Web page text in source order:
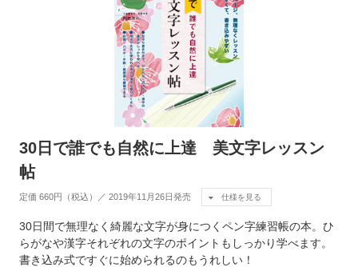
30日で誰でも自然に上達 美文字レッスン
帖
定価 660円（税込）／ 2019年11月26日発売 仕様を見る
30日間で無理なく綺麗な文字が身につくペン字練習帳の本。ひ
らがなや漢字それぞれの文字のポイントもしっかり学べます。
書き込み式ですぐに始められるのもうれしい！